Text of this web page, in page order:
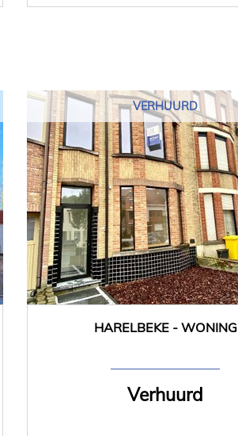
VERHUURD
153 m² 3
HARELBEKE - WONING
Verhuurd